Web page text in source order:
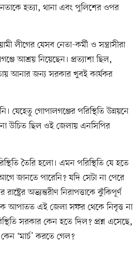
হত্যা, থানা এবং পুলিশের ওপর
যেসব নেতা-কর্মী ও সন্ত্রাসীরা
আশ্রয় নিয়েছেন। প্রত্যাশা ছিল,
আনার জন্য সরকার খুবই কার্যকর
যেহেতু গোপালগঞ্জের পরিস্থিতি উন্নয়নে
উচিত ছিল ওই জেলায় এনসিপির
তৈরি হলো। এমন পরিস্থিতি যে হতে
জানতে পারেনি? যদি সেটা না পেরে
অভ্যন্তরীণ নিরাপত্তাকে ঝুঁকিপূর্ণ
আপাতত এই জেলা সফর থেকে নিবৃত্ত না
সরকার কেন হতে দিল? প্রশ্ন এসেছে,
‘মার্চ’ করতে গেল?